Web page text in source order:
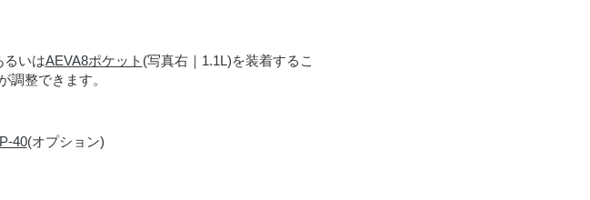
るいはAEVA8ポケット (写真右｜1.1L)を装着するこ
調整できます。
40(オプション)